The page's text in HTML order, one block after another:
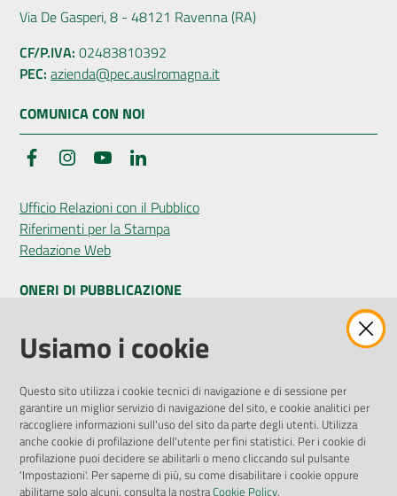
Via De Gasperi, 8 - 48121 Ravenna (RA)
CF/P.IVA: 02483810392
PEC: azienda@pec.auslromagna.it
COMUNICA CON NOI
FacebookInstagramYouTube
Ufficio Relazioni con il Pubblico
Riferimenti per la Stampa
Redazione Web
ONERI DI PUBBLICAZIONE
Amministrazione Trasparente
Pubblicità legale
Privacy Policy
Attuazione Misure PNRR
Liste di Attesa
ENTI, IMPRESE E PARTNER
Usiamo i cookie
Questo sito utilizza i cookie tecnici di navigazione e di sessione per
garantire un miglior servizio di navigazione del sito, e cookie analitici per
raccogliere informazioni sull'uso del sito da parte degli utenti. Utilizza
anche cookie di profilazione dell'utente per fini statistici. Per i cookie di
profilazione puoi decidere se abilitarli o meno cliccando sul pulsante
'Impostazioni'. Per saperne di più, su come disabilitare i cookie oppure
abilitarne solo alcuni, consulta la nostraCookie Policy.